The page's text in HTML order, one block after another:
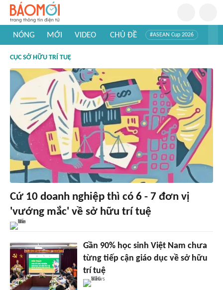
NÓNG MỚI VIDEO CHỦ ĐỀ #ASEAN Cup 2026
#Khám phá thế giới
CỤC SỞ HỮU TRÍ TUỆ
Cứ 10 doanh nghiệp thì có 6 - 7 đơn vị
'vướng mắc' về sở hữu trí tuệ
Gần 90% học sinh Việt Nam chưa
từng tiếp cận giáo dục về sở hữu
trí tuệ